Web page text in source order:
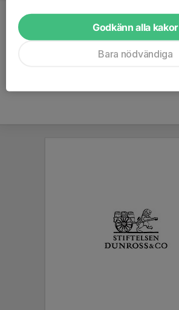
Titel
Hjälptränare
Ålder
40 år
Godkänn alla kakor
Bara nödvändiga